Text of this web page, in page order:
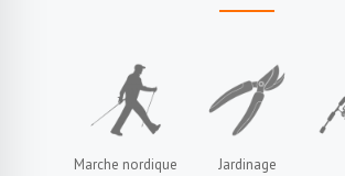
Marche nordique Jardinage